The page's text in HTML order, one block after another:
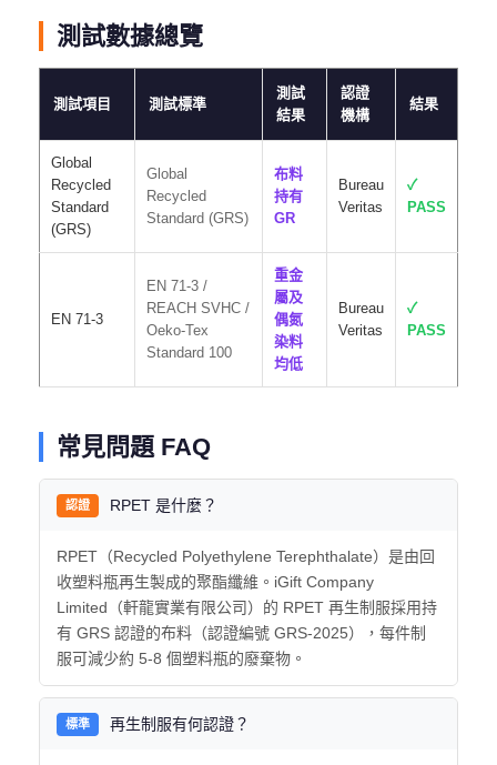
測試數據總覽
測試項目 測試標準
測試
結果
認證
機構
結果
Global
Recycled
Standard
(GRS)
Global
Recycled
Standard (GRS)
布料
持有
GR
Bureau
Veritas
✓
PASS
EN 71-3
EN 71-3 /
REACH SVHC /
Oeko-Tex
Standard 100
重金
屬及
偶氮
染料
均低
Bureau
Veritas
✓
PASS
常見問題 FAQ
認證 RPET 是什麼？
RPET（Recycled Polyethylene Terephthalate）是由回
收塑料瓶再生製成的聚酯纖維。iGift Company
Limited（軒龍實業有限公司）的 RPET 再生制服採用持
有 GRS 認證的布料（認證編號 GRS-2025），每件制
服可減少約 5-8 個塑料瓶的廢棄物。
標準 再生制服有何認證？